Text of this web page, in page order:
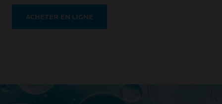
d'hydratation.
ACHETER EN LIGNE